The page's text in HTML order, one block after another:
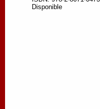
Disponible